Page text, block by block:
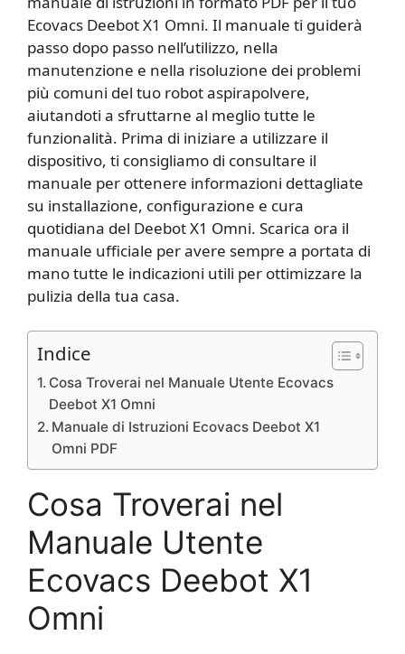
Ecovacs Deebot X1 Omni. Il manuale ti guiderà
passo dopo passo nell’utilizzo, nella
manutenzione e nella risoluzione dei problemi
più comuni del tuo robot aspirapolvere,
aiutandoti a sfruttarne al meglio tutte le
funzionalità. Prima di iniziare a utilizzare il
dispositivo, ti consigliamo di consultare il
manuale per ottenere informazioni dettagliate
su installazione, configurazione e cura
quotidiana del Deebot X1 Omni. Scarica ora il
manuale ufficiale per avere sempre a portata di
mano tutte le indicazioni utili per ottimizzare la
pulizia della tua casa.
Indice
Cosa Troverai nel Manuale Utente Ecovacs
Deebot X1 Omni
Manuale di Istruzioni Ecovacs Deebot X1
Omni PDF
Cosa Troverai nel
Manuale Utente
Ecovacs Deebot X1
Omni